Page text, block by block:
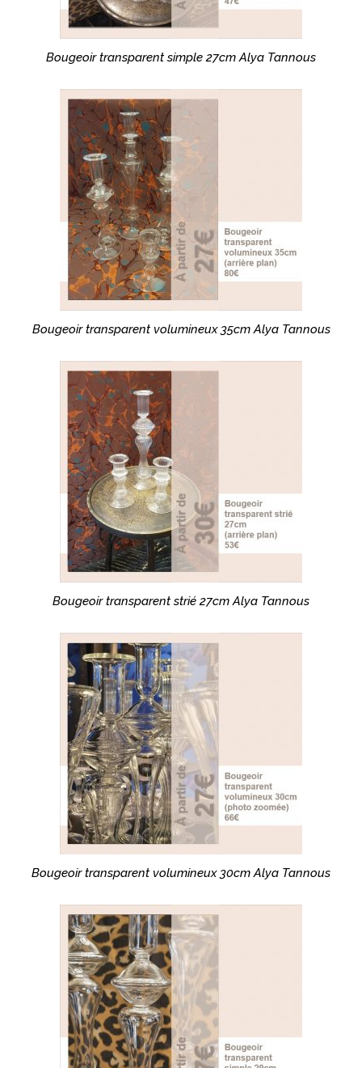
Bougeoir transparent simple 27cm Alya Tannous
Bougeoir transparent volumineux 35cm Alya Tannous
Bougeoir transparent strié 27cm Alya Tannous
Bougeoir transparent volumineux 30cm Alya Tannous